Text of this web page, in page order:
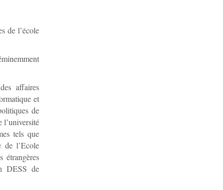
de l’école
affaires
et
de
l’université
tels que
l’Ecole
étrangères
DESS de